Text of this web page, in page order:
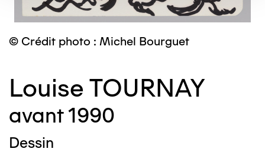
© Crédit photo : Michel Bourguet
Louise TOURNAY
avant 1990
Dessin